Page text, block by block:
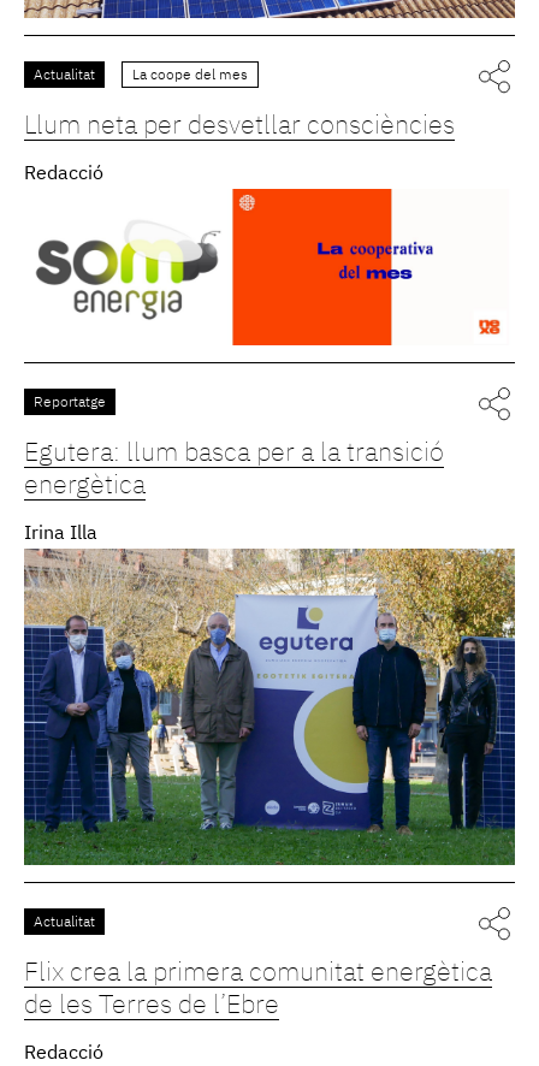
Actualitat La coope del mes
Llum neta per desvetllar consciències
Redacció
Reportatge
Egutera: llum basca per a la transició
energètica
Irina Illa
Actualitat
Flix crea la primera comunitat energètica
de les Terres de l’Ebre
Redacció